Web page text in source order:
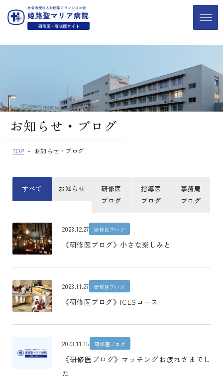
お知らせ・ブログ
TOP お知らせ・ブログ
すべて お知らせ
研修医
ブログ
指導医
ブログ
事務局
ブログ
2023.12.27 研修医ブログ
《研修医ブログ》小さな楽しみと
2023.11.27 研修医ブログ
《研修医ブログ》ICLSコース
2023.11.15 研修医ブログ
《研修医ブログ》マッチングお疲れさまでし
た